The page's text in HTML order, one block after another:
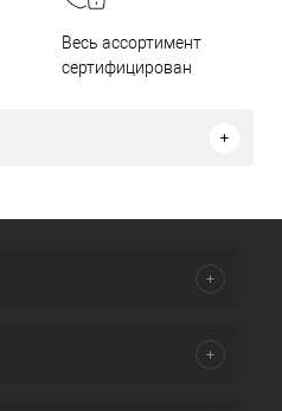
Весь ассортимент
сертифицирован